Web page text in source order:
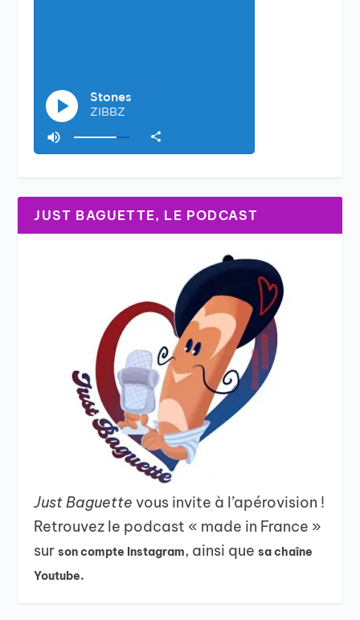
JUST BAGUETTE, LE PODCAST
Just Baguettevous invite à l’apérovision !
Retrouvez le podcast « made in France »
surson compte Instagram, ainsi quesa chaîne
Youtube.